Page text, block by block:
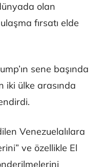
olan
fırsatı elde
sene başında
iki ülke arasında
Venezuelalılara
ve özellikle El